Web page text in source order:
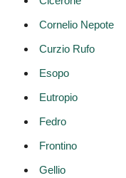
Cornelio Nepote
Curzio Rufo
Esopo
Eutropio
Fedro
Frontino
Gellio